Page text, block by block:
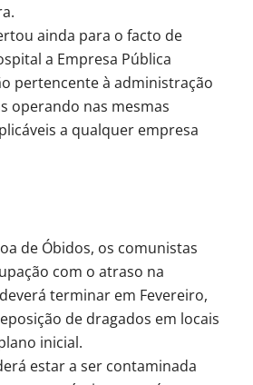
ainda para o facto de
a Empresa Pública
pertencente à administração
operando nas mesmas
a qualquer empresa
de Óbidos, os comunistas
com o atraso na
terminar em Fevereiro,
de dragados em locais
inicial.
estar a ser contaminada